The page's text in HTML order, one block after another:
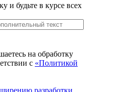
и будьте в курсе всех
на обработку
с «Политикой
разработки